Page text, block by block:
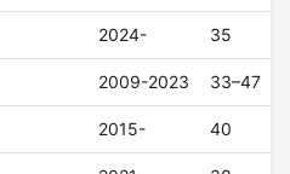
2024- 35
2009-2023 33–47
2015- 40